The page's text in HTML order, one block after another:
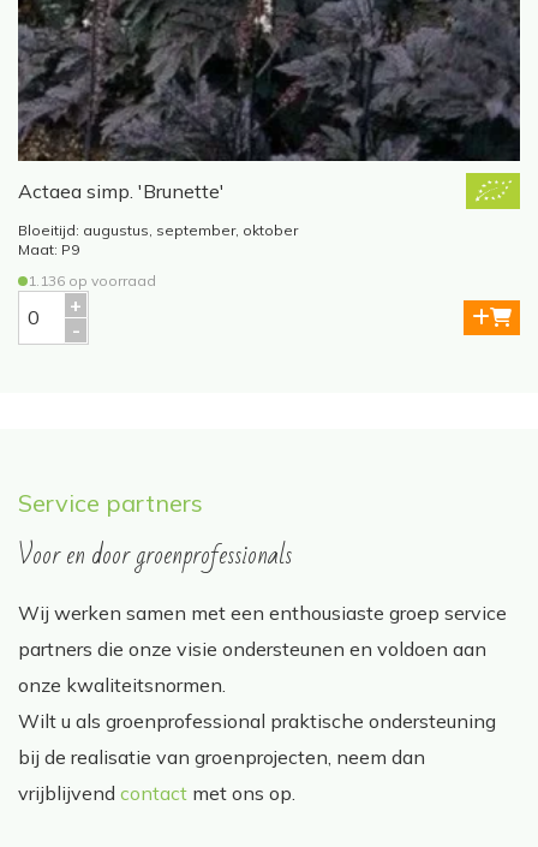
Actaea simp. 'Brunette'
Bloeitijd: augustus, september, oktober
Maat: P9
1.136 op voorraad
Service partners
Voor en door groenprofessionals
Wij werken samen met een enthousiaste groep service
partners die onze visie ondersteunen en voldoen aan
onze kwaliteitsnormen.
Wilt u als groenprofessional praktische ondersteuning
bij de realisatie van groenprojecten, neem dan
vrijblijvend contact met ons op.